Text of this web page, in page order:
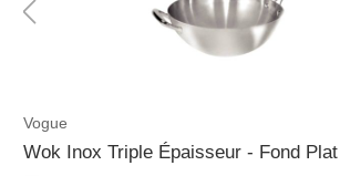
Vogue
Wok Inox Triple Épaisseur - Fond